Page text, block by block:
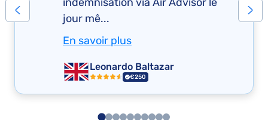
jour mê...
En savoir plus
Leonardo Baltazar
€250